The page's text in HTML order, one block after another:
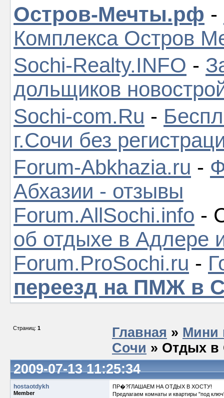
Остров-Мечты.рф -
Комплекса Остров
Sochi-Realty.INFO -
дольщиков
Sochi-com.Ru -
г.Сочи без
Forum-Abkhazia.ru -
Абхазии - отзывы
Forum.AllSochi.info -
об отдыхе в Адлере
Forum.ProSochi.ru -
переезд на ПМЖ в
Страниц: 1 Главная » Мини
Сочи » Отдых в
2009-07-13 11:25:34
hostaotdykh
Member
ПР�?ГЛАШАЕМ НА ОТДЫХ В ХОСТУ!
Предлагаем комнаты и квартиры "под